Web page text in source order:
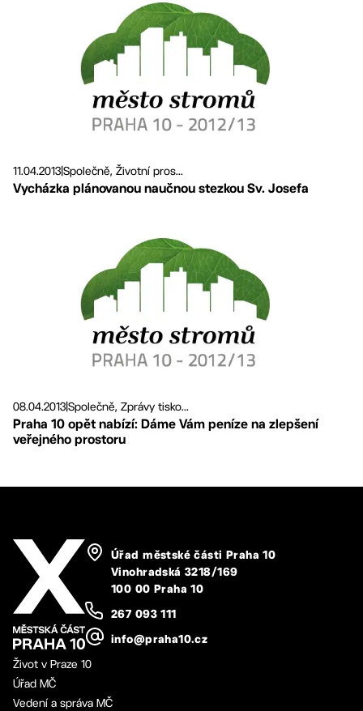
11.04.2013Společně, Životní pros...
Vycházka plánovanou naučnou stezkou Sv. Josefa
08.04.2013Společně, Zprávy tisko...
Praha 10 opět nabízí: Dáme Vám peníze na zlepšení
veřejného prostoru
Úřad městské části Praha 10
Vinohradská 3218/169
100 00 Praha 10
267 093 111
info@praha10.cz
Život v Praze 10
Úřad MČ
Vedení a správa MČ